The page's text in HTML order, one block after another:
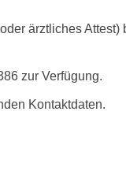
ärztliches Attest)
zur Verfügung.
Kontaktdaten.